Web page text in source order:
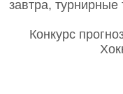
завтра,
Конкурс